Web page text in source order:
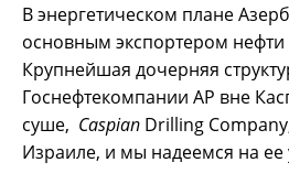
В энергетическом плане
основным экспортером нефти
Крупнейшая дочерняя
Госнефтекомпании АР вне
суше, Caspian Drilling
Израиле, и мы надеемся на